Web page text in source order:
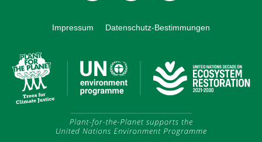
Impressum Datenschutz-Bestimmungen